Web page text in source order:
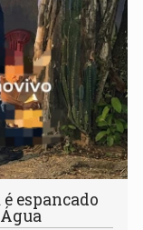
espancado